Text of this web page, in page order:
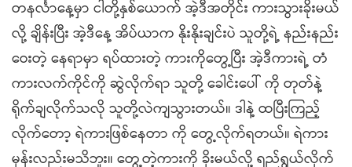
တနင်္လာနေ့မှာ ငါတို့နှစ်ယောက် အဲ့ဒီအတိုင်း ကားသွားခိုးမယ်
လို့ ချိန်းပြီး အဲ့ဒီနေ့ အိပ်ယာက နိုးနိုးချင်းပဲ သူတို့ရဲ့ နည်းနည်း
ဝေးတဲ့ နေရာမှာ ရပ်ထားတဲ့ ကားကိုတွေ့ပြီး အဲ့ဒီကားရဲ့ တံ
ကားလက်ကိုင်ကို ဆွဲလိုက်ရာ သူတို့ ခေါင်းပေါ် ကို တုတ်နဲ့
ရိုက်ချလိုက်သလို သူတို့လဲကျသွားတယ်။ ဒါနဲ့ ထပြီးကြည့်
လိုက်တော့ ရဲကားဖြစ်နေတာ ကို တွေ့လိုက်ရတယ်။ ရဲကား
မှန်းလည်းမသိဘူး။ တွေ့တဲ့ကားကို ခိုးမယ်လို့ ရည်ရွယ်လိုက်